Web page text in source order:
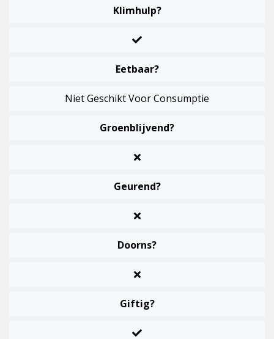
Klimhulp?
Eetbaar?
Niet Geschikt Voor Consumptie
Groenblijvend?
Geurend?
Doorns?
Giftig?